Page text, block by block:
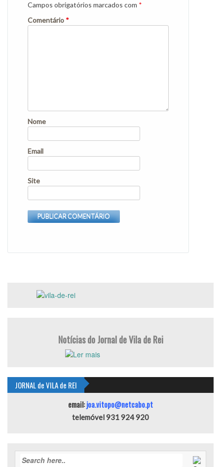
Campos obrigatórios marcados com *
Comentário *
Nome
Email
Site
Notícias do Jornal de Vila de Rei
JORNAL de VILA de REI
email:joa.vitopo@netcabo.pt
telemóvel 931 924 920